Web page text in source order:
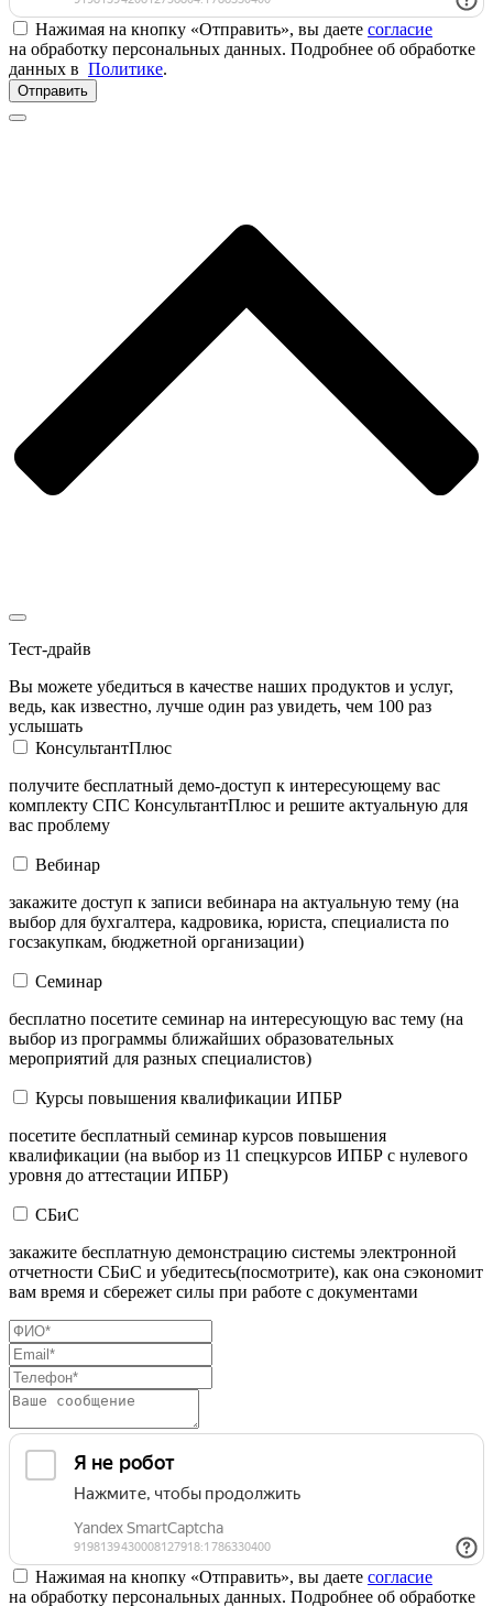
Нажимая на кнопку «Отправить», вы даете согласие
на обработку персональных данных. Подробнее об обработке
данных в Политике.
Отправить
Тест-драйв
Вы можете убедиться в качестве наших продуктов и услуг,
ведь, как известно, лучше один раз увидеть, чем 100 раз
услышать
КонсультантПлюс
получите бесплатный демо-доступ к интересующему вас
комплекту СПС КонсультантПлюс и решите актуальную для
вас проблему
Вебинар
закажите доступ к записи вебинара на актуальную тему (на
выбор для бухгалтера, кадровика, юриста, специалиста по
госзакупкам, бюджетной организации)
Семинар
бесплатно посетите семинар на интересующую вас тему (на
выбор из программы ближайших образовательных
мероприятий для разных специалистов)
Курсы повышения квалификации ИПБР
посетите бесплатный семинар курсов повышения
квалификации (на выбор из 11 спецкурсов ИПБР с нулевого
уровня до аттестации ИПБР)
СБиС
закажите бесплатную демонстрацию системы электронной
отчетности СБиС и убедитесь(посмотрите), как она сэкономит
вам время и сбережет силы при работе с документами
Нажимая на кнопку «Отправить», вы даете согласие
на обработку персональных данных. Подробнее об обработке